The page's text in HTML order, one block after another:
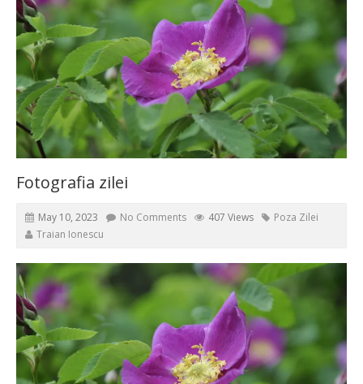
Fotografia zilei
May 10, 2023 No Comments 407 Views
Poza Zilei
Traian Ionescu